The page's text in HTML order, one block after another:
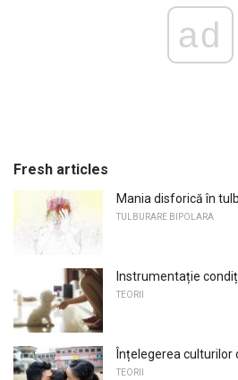
ad
Fresh articles
Mania disforică în
TULBURARE BIPOLARA
Instrumentație
TEORII
Înțelegerea culturilor
TEORII